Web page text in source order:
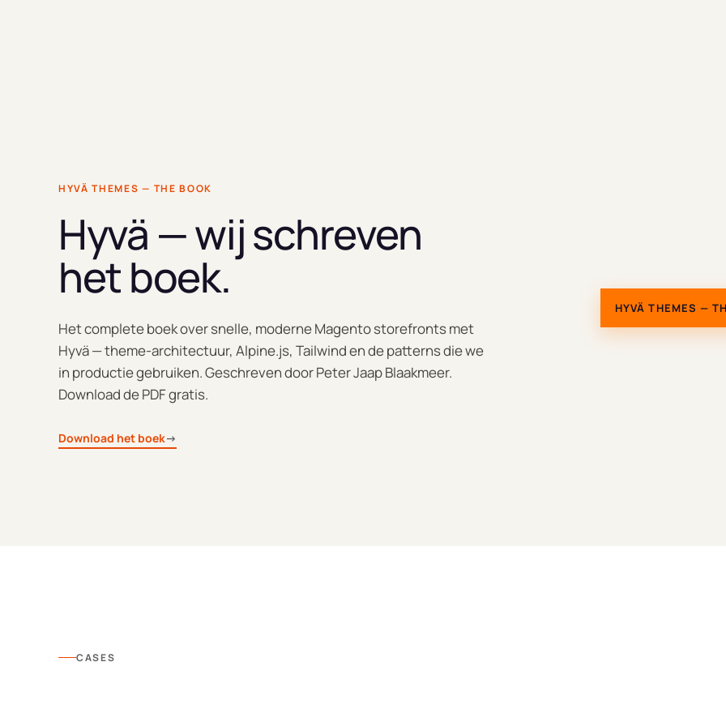
HYVÄ THEMES — THE BOOK
Hyvä — wij schreven
het boek.
Het complete boek over snelle, moderne Magento storefronts met
Hyvä — theme-architectuur, Alpine.js, Tailwind en de patterns die we
in productie gebruiken. Geschreven door Peter Jaap Blaakmeer.
Download de PDF gratis.
Download het boek→
HYVÄ THEMES —
CASES